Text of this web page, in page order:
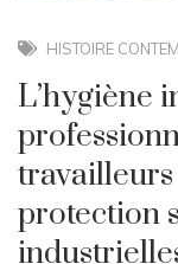
HISTOIRE
L’hygiène
protection